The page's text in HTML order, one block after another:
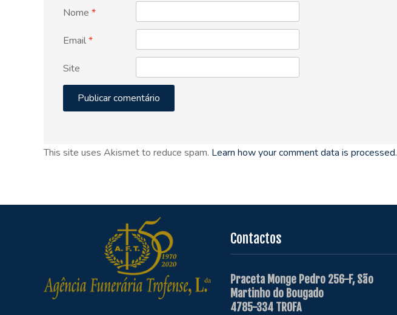
Nome *
Email*
Site
This site uses Akismet to reduce spam. Learn how your comment data is processed.
Contactos
Praceta Monge Pedro 256-F, São
Martinho do Bougado
4785-334 TROFA